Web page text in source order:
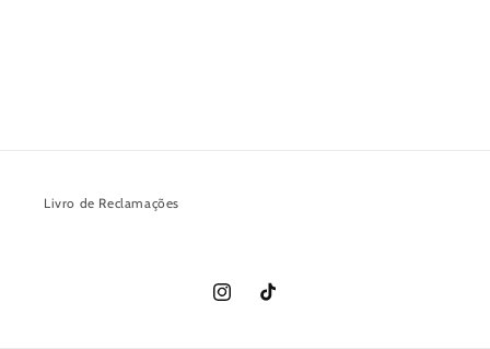
Livro de Reclamações
InstagramTikTok